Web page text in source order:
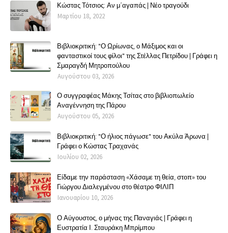
Κώστας Τότσιος: Αν μ΄αγαπάς | Νέο τραγούδι
Μαρτίου 18, 2022
Βιβλιοκριτική: "Ο Ωρίωνας, ο Μάξιμος και οι
φανταστικοί τους φίλοι" της Στέλλας Πετρίδου | Γράφει η
Σμαραγδή Μητροπούλου
Αυγούστου 03, 2026
Ο συγγραφέας Μάκης Τσίτας στο βιβλιοπωλείο
Αναγέννηση της Πάρου
Αυγούστου 05, 2026
Βιβλιοκριτική: "Ο ήλιος πάγωσε" του Ακύλα Άρωνα |
Γράφει ο Κώστας Τραχανάς
Ιουλίου 02, 2026
Είδαμε την παράσταση «Χάσαμε τη θεία, στοπ» του
Γιώργου Διαλεγμένου στο θέατρο ΦΙΛΙΠ
Ιανουαρίου 10, 2026
Ο Αύγουστος, ο μήνας της Παναγιάς | Γράφει η
Ευστρατία Ι. Σταυράκη Μπρίμπου